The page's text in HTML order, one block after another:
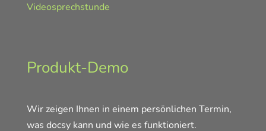
Videosprechstunde
Produkt-Demo
Wir zeigen Ihnen in einem persönlichen Termin,
was docsy kann und wie es funktioniert.